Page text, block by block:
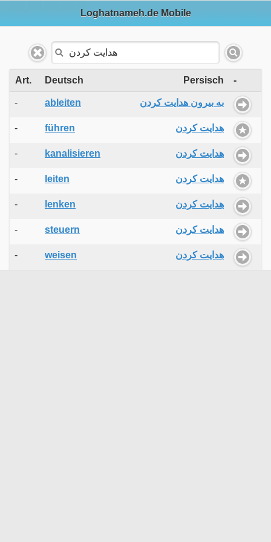
Loghatnameh.de Mobile
Art. Deutsch Persisch -
- ableiten به بیرون هدایت کردن
- führen هدایت کردن
- kanalisieren هدایت کردن
- leiten هدایت کردن
- lenken هدایت کردن
- steuern هدایت کردن
- weisen هدایت کردن